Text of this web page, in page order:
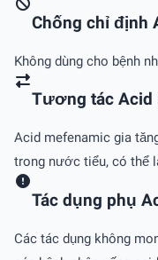
Chống chỉ định
Không dùng cho bệnh
Tương tác Acid
Acid mefenamic gia
trong nước tiểu, có thể
Tác dụng phụ
Các tác dụng không